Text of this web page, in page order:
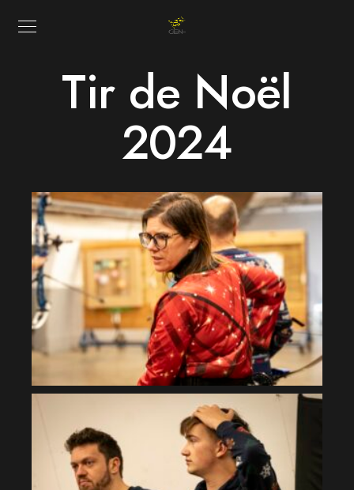
Tir de Noël
2024